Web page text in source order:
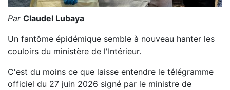
Par Claudel Lubaya
Un fantôme épidémique semble à nouveau hanter les
couloirs du ministère de l'Intérieur.
C'est du moins ce que laisse entendre le télégramme
officiel du 27 juin 2026 signé par le ministre de